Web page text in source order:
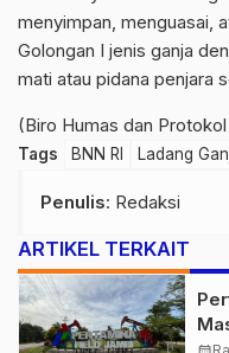
menyimpan, menguasai,
Golongan I jenis ganja
mati atau pidana penjara
(Biro Humas dan Protokol
Tags BNN RI Ladang
Penulis: Redaksi
ARTIKEL TERKAIT